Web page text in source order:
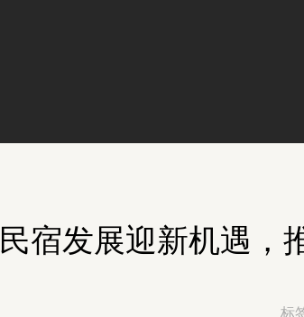
宿发展迎新机遇，
标